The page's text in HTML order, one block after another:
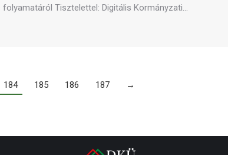
Tisztelettel: Digitális Kormányzati…
184 185 186 187 →